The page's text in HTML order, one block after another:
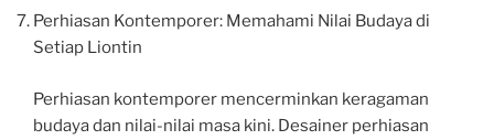
Perhiasan Kontemporer: Memahami Nilai Budaya di
Setiap Liontin
Perhiasan kontemporer mencerminkan keragaman
budaya dan nilai-nilai masa kini. Desainer perhiasan